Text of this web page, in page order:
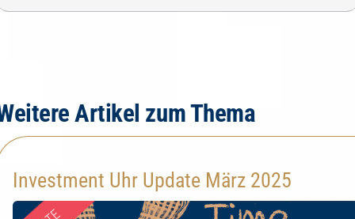
Artikel zum Thema
Investment Uhr Update März 2025